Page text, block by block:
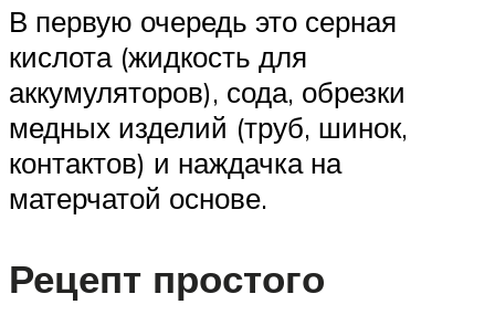
В первую очередь это серная
кислота (жидкость для
аккумуляторов), сода, обрезки
медных изделий (труб, шинок,
контактов) и наждачка на
матерчатой основе.
Рецепт простого